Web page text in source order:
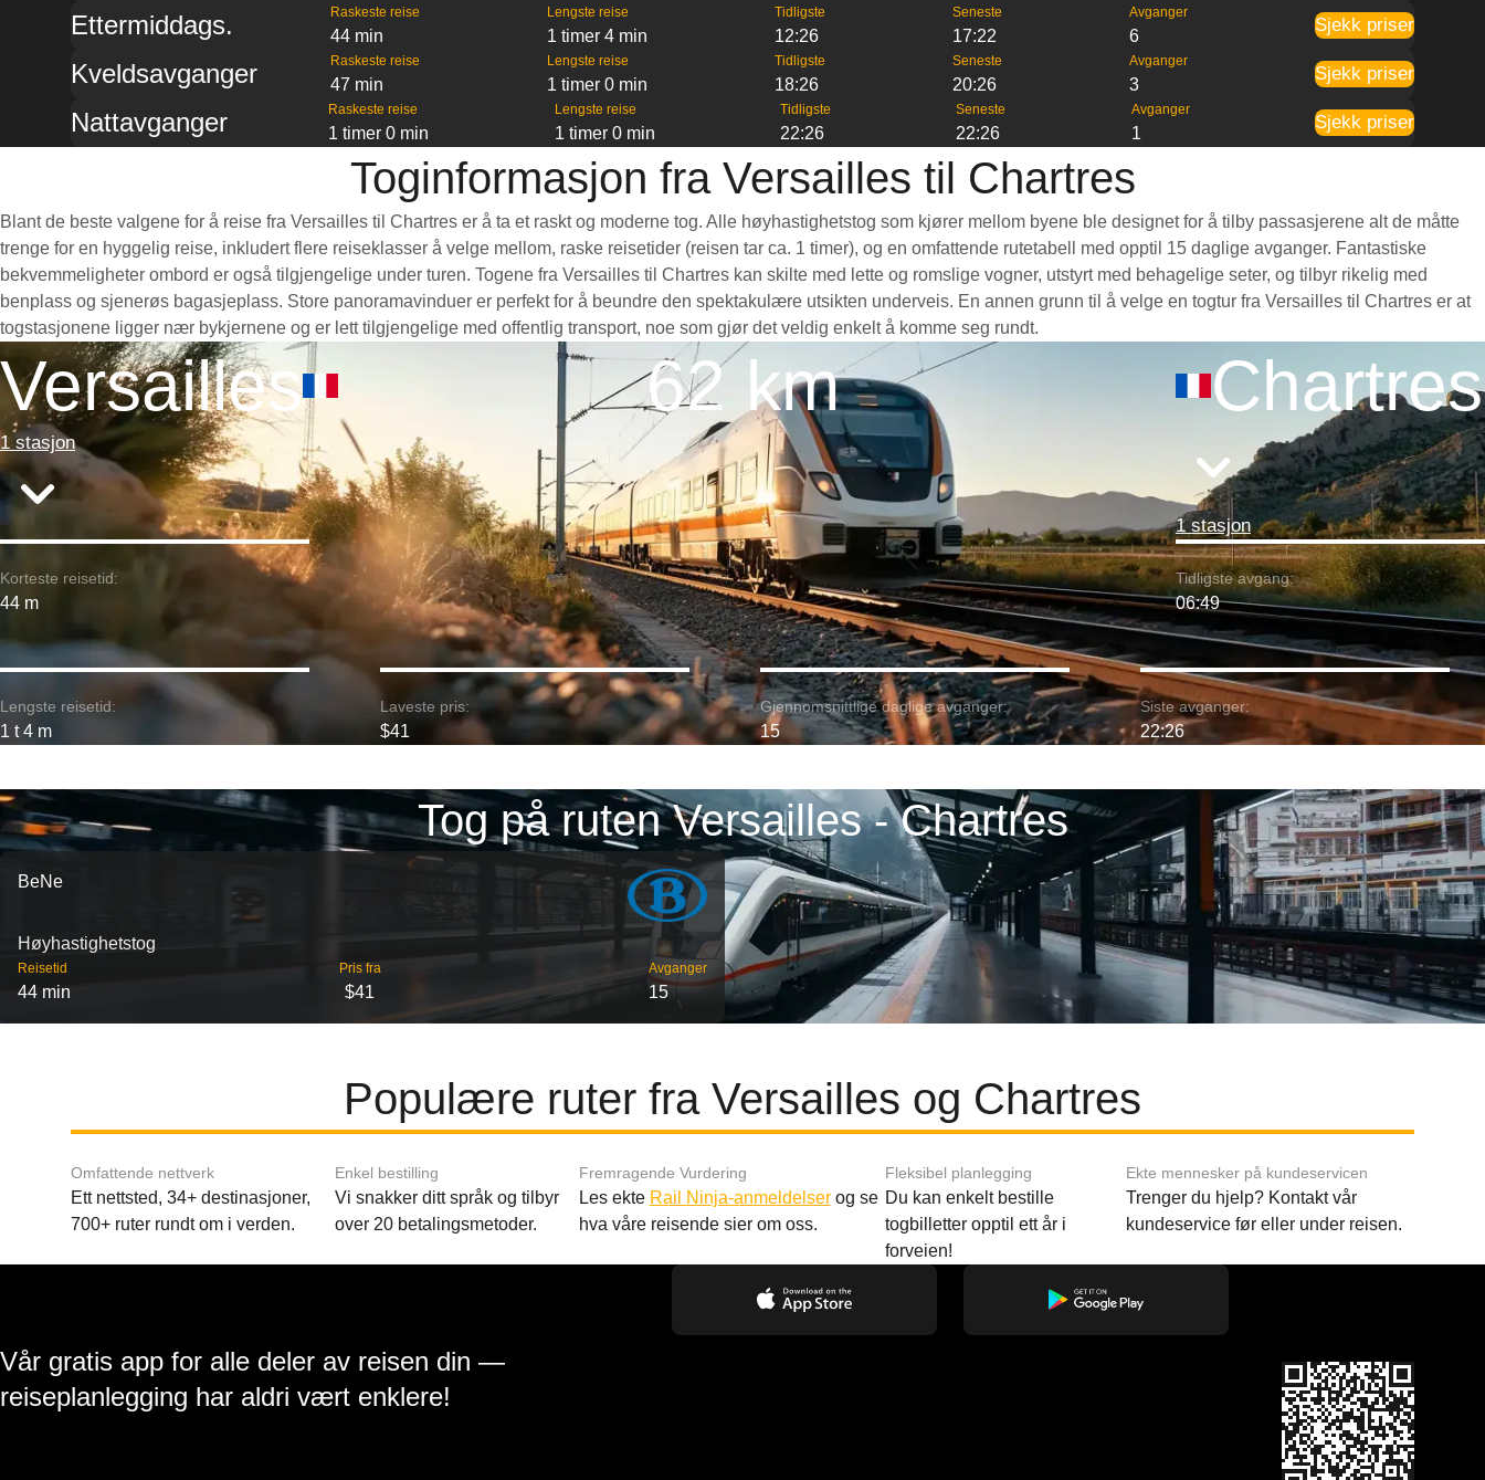
Ettermiddags. Raskeste reise
44 min
Lengste reise
1 timer 4 min
Tidligste
12:26
Seneste
17:22
Avganger
6
Sjekk priser
Kveldsavganger Raskeste reise
47 min
Lengste reise
1 timer 0 min
Tidligste
18:26
Seneste
20:26
Avganger
3
Sjekk priser
Nattavganger Raskeste reise
1 timer 0 min
Lengste reise
1 timer 0 min
Tidligste
22:26
Seneste
22:26
Avganger
1
Sjekk priser
Toginformasjon fra Versailles til Chartres
Blant de beste valgene for å reise fra Versailles til Chartres er å ta et raskt og moderne tog. Alle høyhastighetstog som kjører mellom byene ble designet for å tilby passasjerene alt de måtte
trenge for en hyggelig reise, inkludert flere reiseklasser å velge mellom, raske reisetider (reisen tar ca. 1 timer), og en omfattende rutetabell med opptil 15 daglige avganger. Fantastiske
bekvemmeligheter ombord er også tilgjengelige under turen. Togene fra Versailles til Chartres kan skilte med lette og romslige vogner, utstyrt med behagelige seter, og tilbyr rikelig med
benplass og sjenerøs bagasjeplass. Store panoramavinduer er perfekt for å beundre den spektakulære utsikten underveis. En annen grunn til å velge en togtur fra Versailles til Chartres er at
togstasjonene ligger nær bykjernene og er lett tilgjengelige med offentlig transport, noe som gjør det veldig enkelt å komme seg rundt.
Versailles
1 stasjon
62 km Chartres
1 stasjon
Korteste reisetid:
44 m
Tidligste avgang:
06:49
Lengste reisetid:
1 t 4 m
Laveste pris:
$41
Gjennomsnittlige daglige avganger:
15
Siste avganger:
22:26
Tog på ruten Versailles - Chartres
BeNe
Høyhastighetstog
Reisetid
44 min
Pris fra
$41
Avganger
15
Populære ruter fra Versailles og Chartres
Omfattende nettverk
Ett nettsted, 34+ destinasjoner,
700+ ruter rundt om i verden.
Enkel bestilling
Vi snakker ditt språk og tilbyr
over 20 betalingsmetoder.
Fremragende Vurdering
Les ekte Rail Ninja-anmeldelserog se
hva våre reisende sier om oss.
Fleksibel planlegging
Du kan enkelt bestille
togbilletter opptil ett år i
forveien!
Ekte mennesker på kundeservicen
Trenger du hjelp? Kontakt vår
kundeservice før eller under reisen.
Vår gratis app for alle deler av reisen din —
reiseplanlegging har aldri vært enklere!